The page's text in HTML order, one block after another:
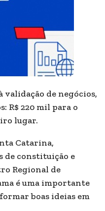
de negócios,
R$ 220 mil para o
lugar.
Catarina,
de constituição e
Regional de
é uma importante
boas ideias em